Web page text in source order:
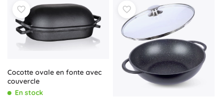
Cocotte ovale en fonte avec
couvercle
En stock